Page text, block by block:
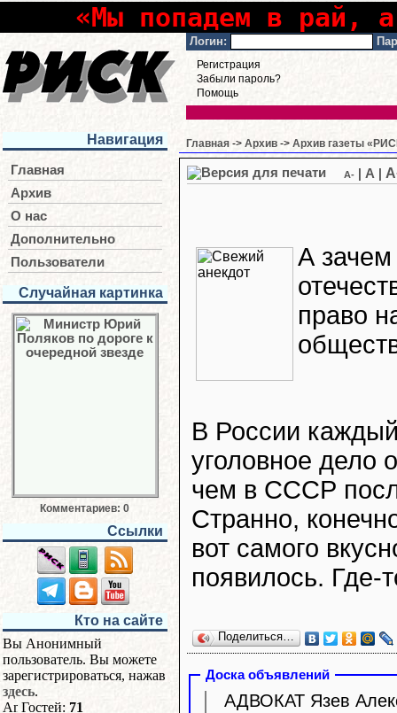
«Мы попадем в рай,
Логин:
Регистрация
Забыли пароль?
Помощь
Навигация
Главная
Архив
О нас
Дополнительно
Пользователи
Случайная картинка
Комментариев: 0
Ссылки
Кто на сайте
Вы Анонимный
пользователь. Вы можете
зарегистрироваться, нажав
здесь.
Гостей: 71
Главная -> Архив -> Архив газеты
A- A
А зачем
право
В России
уголовное дело
чем в СССР
Странно,
вот самого
появилось. Где-
Поделиться…
Доска объявлений
АДВОКАТ Язев